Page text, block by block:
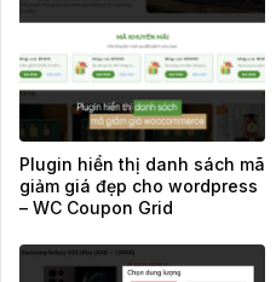
Plugin hiển thị danh sách mã
giảm giá đẹp cho wordpress
– WC Coupon Grid